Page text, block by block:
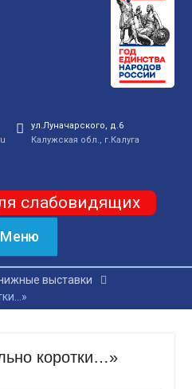
ул.Луначарского, д.6
Калужская обл., г.Калуга
слабовидящих
Меню
выставки
коротки…»